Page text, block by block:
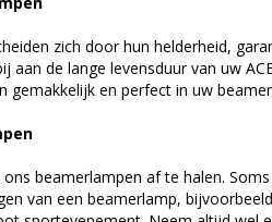
zich door hun helderheid,
aan de lange levensduur van uw
gemakkelijk en perfect in uw
beamerlampen af te halen.
van een beamerlamp,